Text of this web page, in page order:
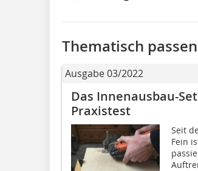
Thematisch
Ausgabe 03/2022
Das Innenausbau-
Praxistest
Seit
Fein